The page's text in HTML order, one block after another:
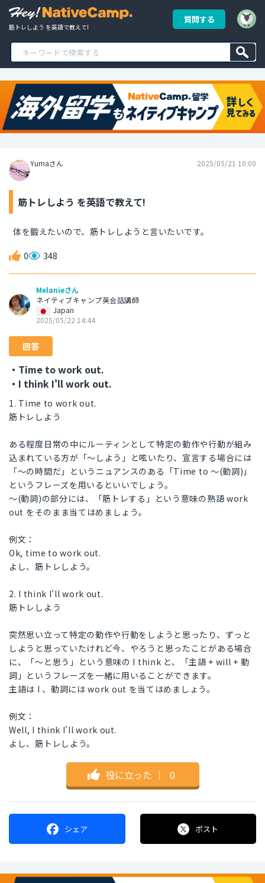
筋トレしよう を英語で教えて!
質問する
Yumaさん 2025/05/21 10:00
筋トレしよう を英語で教えて!
体を鍛えたいので、筋トレしようと言いたいです。
0 348
Melanieさん
ネイティブキャンプ英会話講師
Japan
2025/05/22 14:44
回答
・Time to work out.
・I think I'll work out.
1. Time to work out.
筋トレしよう
ある程度日常の中にルーティンとして特定の動作や行動が組み
込まれている方が「〜しよう」と呟いたり、宣言する場合には
「〜の時間だ」というニュアンスのある「Time to 〜(動詞)」
というフレーズを用いるといいでしょう。
〜(動詞)の部分には、「筋トレする」という意味の熟語 work
out をそのまま当てはめましょう。
例文：
Ok, time to work out.
よし、筋トレしよう。
2. I think I'll work out.
筋トレしよう
突然思い立って特定の動作や行動をしようと思ったり、ずっと
しようと思っていたけれど今、やろうと思ったことがある場合
に、「〜と思う」という意味の I think と、「主語 + will + 動
詞」というフレーズを一緒に用いることができます。
主語は I 、動詞には work out を当てはめましょう。
例文：
Well, I think I'll work out.
よし、筋トレしよう。
役に立った ｜ 0
シェア ポスト